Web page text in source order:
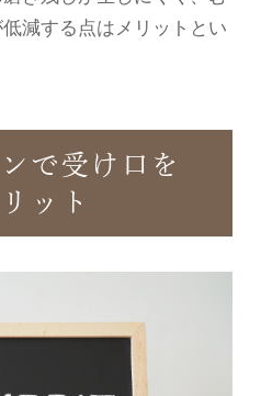
減する点はメリットとい
で受け口を
ット